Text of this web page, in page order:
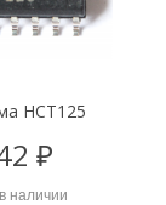
HCT125
₽
наличии